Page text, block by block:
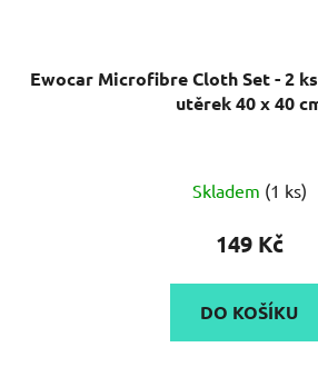
Ewocar Microfibre Cloth Set - 2
utěrek 40 x 40
produktu
5,0
z
Skladem (1 ks)
149 Kč
DO KOŠÍKU